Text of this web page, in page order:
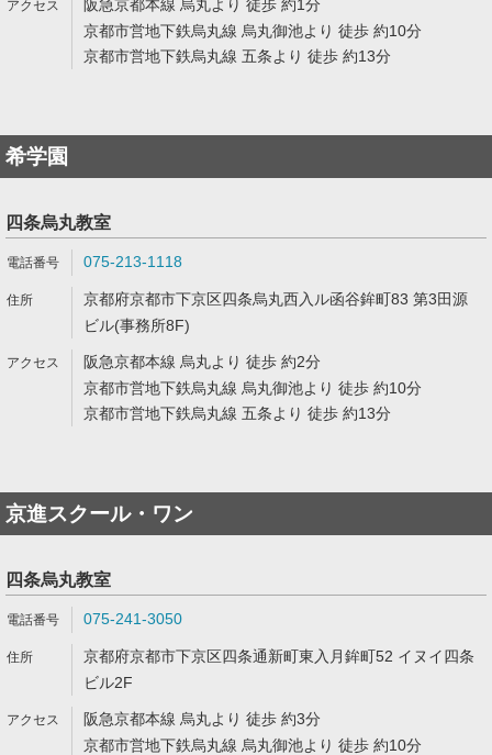
阪急京都本線 烏丸より 徒歩 約1分
京都市営地下鉄烏丸線 烏丸御池より 徒歩 約10分
京都市営地下鉄烏丸線 五条より 徒歩 約13分
希学園
四条烏丸教室
075-213-1118
京都府京都市下京区四条烏丸西入ル函谷鉾町83 第3田源
ビル(事務所8F)
阪急京都本線 烏丸より 徒歩 約2分
京都市営地下鉄烏丸線 烏丸御池より 徒歩 約10分
京都市営地下鉄烏丸線 五条より 徒歩 約13分
京進スクール・ワン
四条烏丸教室
075-241-3050
京都府京都市下京区四条通新町東入月鉾町52 イヌイ四条
ビル2F
阪急京都本線 烏丸より 徒歩 約3分
京都市営地下鉄烏丸線 烏丸御池より 徒歩 約10分